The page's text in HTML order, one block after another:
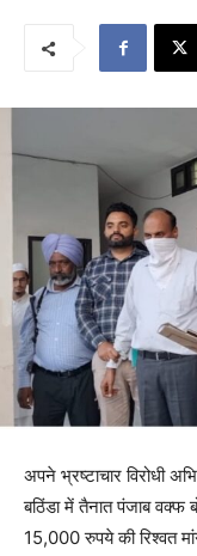
अपने भ्रष्टाचार विरोधी
बठिंडा में तैनात पंजाब वक्फ
15,000 रुपये की रिश्वत